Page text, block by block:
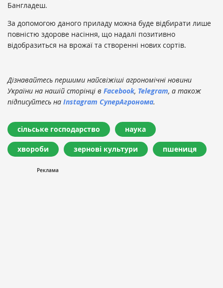
Бангладеш.
За допомогою даного приладу можна буде відбирати лише
повністю здорове насіння, що надалі позитивно
відобразиться на врожаї та створенні нових сортів.
Дізнавайтесь першими найсвіжіші агрономічні новини
України на нашій сторінці в Facebook, Telegram, а також
підписуйтесь на Instagram СуперАгронома.
сільське господарство наука
хвороби зернові культури пшениця